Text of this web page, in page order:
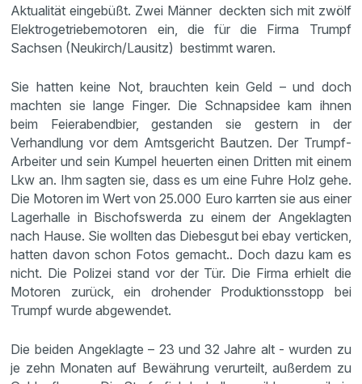
Aktualität eingebüßt. Zwei Männer deckten sich mit zwölf
Elektrogetriebemotoren ein, die für die Firma Trumpf
Sachsen (Neukirch/Lausitz) bestimmt waren.
Sie hatten keine Not, brauchten kein Geld – und doch
machten sie lange Finger. Die Schnapsidee kam ihnen
beim Feierabendbier, gestanden sie gestern in der
Verhandlung vor dem Amtsgericht Bautzen. Der Trumpf-
Arbeiter und sein Kumpel heuerten einen Dritten mit einem
Lkw an. Ihm sagten sie, dass es um eine Fuhre Holz gehe.
Die Motoren im Wert von 25.000 Euro karrten sie aus einer
Lagerhalle in Bischofswerda zu einem der Angeklagten
nach Hause. Sie wollten das Diebesgut bei ebay verticken,
hatten davon schon Fotos gemacht.. Doch dazu kam es
nicht. Die Polizei stand vor der Tür. Die Firma erhielt die
Motoren zurück, ein drohender Produktionsstopp bei
Trumpf wurde abgewendet.
Die beiden Angeklagte – 23 und 32 Jahre alt - wurden zu
je zehn Monaten auf Bewährung verurteilt, außerdem zu